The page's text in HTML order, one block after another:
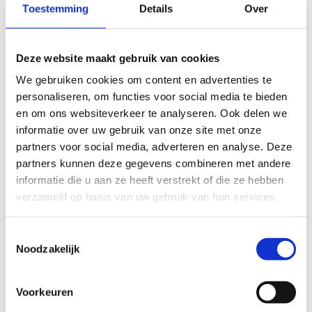
Toestemming Details Over
Deze website maakt gebruik van cookies
We gebruiken cookies om content en advertenties te
personaliseren, om functies voor social media te bieden
en om ons websiteverkeer te analyseren. Ook delen we
informatie over uw gebruik van onze site met onze
partners voor social media, adverteren en analyse. Deze
partners kunnen deze gegevens combineren met andere
informatie die u aan ze heeft verstrekt of die ze hebben
verzameld op basis van uw gebruik van hun services.
Noodzakelijk
Voorkeuren
op peil houden, maar het is ook de ideale manier om
opstap om ook na de schooluren een sportclub op te
Een campagne met de impact van
een meteoor
Om die boodschap op een toffe manier over te brengen
naar de schoolgaande jeugd, werd er een hedendaagse
cover van ‘Opzij, opzij, opzij’ van Herman van Veen
gemaakt. Een aanstekelijk muzieknummer waarop je
onmogelijk kan blijven stilstaan. Voor de zang van het
nummer werd een beroep gedaan op één van Vlaanderens
voormalig leerkracht lichamelijke opvoeding besef ik als
geen ander het belang van sport en beweging voor